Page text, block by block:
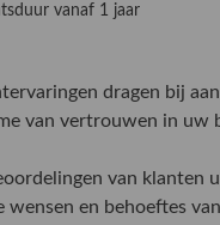
vanaf 1 jaar
dragen bij
van vertrouwen in uw
van
wensen en behoeftes